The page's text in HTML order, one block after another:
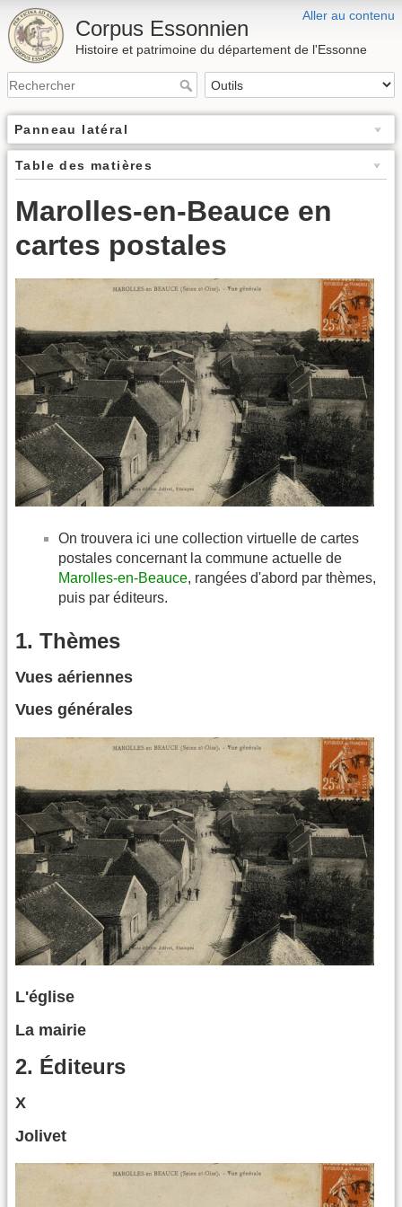
Aller au contenu
Corpus Essonnien
Histoire et patrimoine du département de l'Essonne
Panneau latéral
Table des matières
Marolles-en-Beauce en
cartes postales
On trouvera ici une collection virtuelle de cartes
postales concernant la commune actuelle de
Marolles-en-Beauce, rangées d'abord par thèmes,
puis par éditeurs.
1. Thèmes
Vues aériennes
Vues générales
L'église
La mairie
2. Éditeurs
X
Jolivet